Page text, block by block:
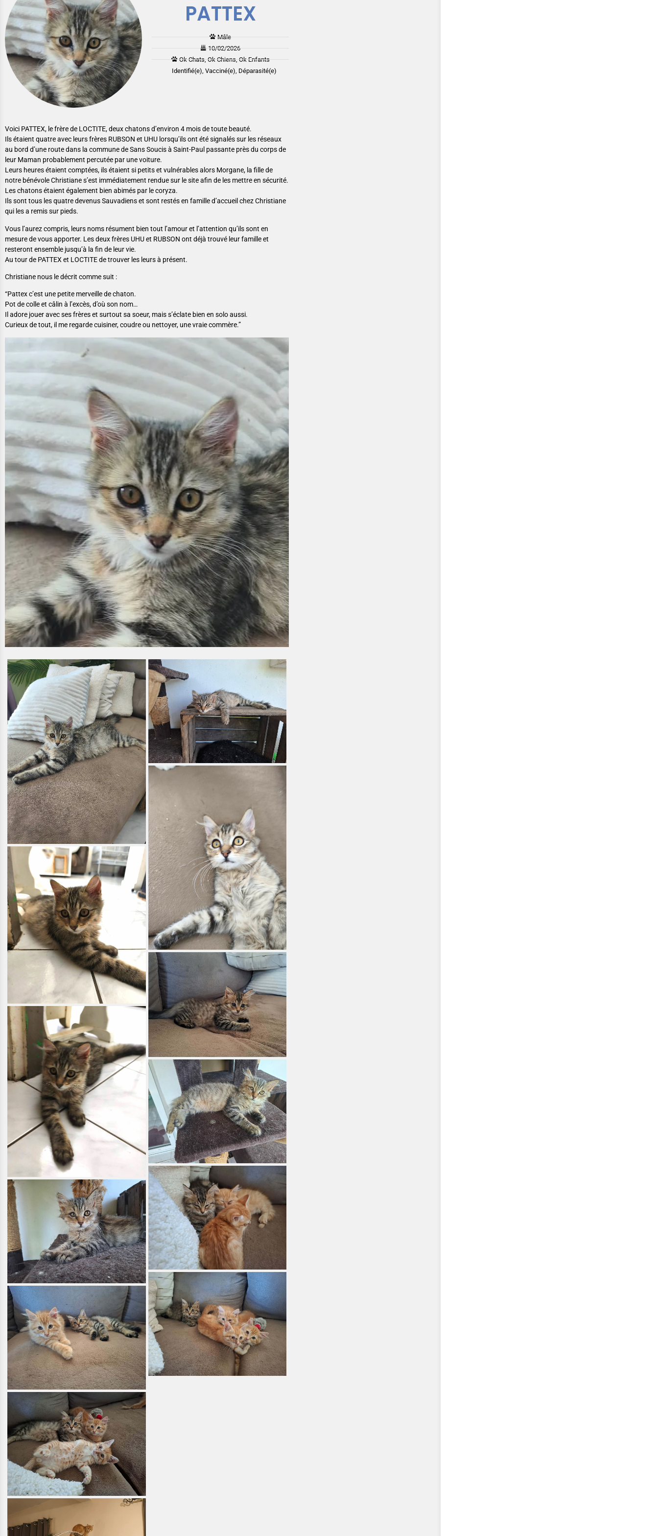
PATTEX
Mâle
10/02/2026
Ok Chats, Ok Chiens, Ok Enfants
Identifié(e), Vacciné(e), Déparasité(e)
Voici PATTEX, le frère de LOCTITE, deux chatons d’environ 4 mois de toute beauté.
Ils étaient quatre avec leurs frères RUBSON et UHU lorsqu’ils ont été signalés sur les réseaux
au bord d’une route dans la commune de Sans Soucis à Saint-Paul passante près du corps de
leur Maman probablement percutée par une voiture.
Leurs heures étaient comptées, ils étaient si petits et vulnérables alors Morgane, la fille de
notre bénévole Christiane s’est immédiatement rendue sur le site afin de les mettre en sécurité.
Les chatons étaient également bien abimés par le coryza.
Ils sont tous les quatre devenus Sauvadiens et sont restés en famille d’accueil chez Christiane
qui les a remis sur pieds.
Vous l’aurez compris, leurs noms résument bien tout l’amour et l’attention qu’ils sont en
mesure de vous apporter. Les deux frères UHU et RUBSON ont déjà trouvé leur famille et
resteront ensemble jusqu’à la fin de leur vie.
Au tour de PATTEX et LOCTITE de trouver les leurs à présent.
Christiane nous le décrit comme suit :
“Pattex c’est une petite merveille de chaton.
Pot de colle et câlin à l’excès, d’où son nom…
Il adore jouer avec ses frères et surtout sa soeur, mais s’éclate bien en solo aussi.
Curieux de tout, il me regarde cuisiner, coudre ou nettoyer, une vraie commère.”